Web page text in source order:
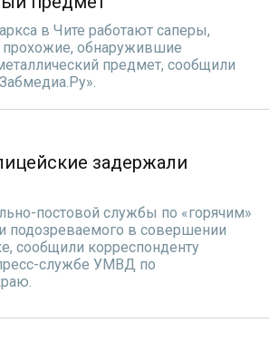
в Чите работают саперы,
обнаружившие
предмет, сообщили
задержали
постовой службы по «горячим»
подозреваемого в совершении
сообщили корреспонденту
службе УМВД по